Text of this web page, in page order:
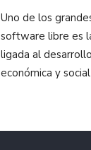
Uno de los
software libre es
ligada al
económica y